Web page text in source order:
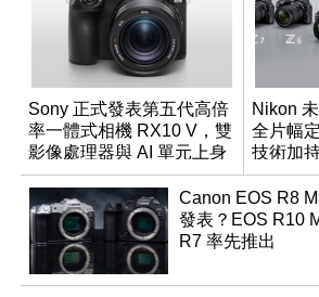
Sony 正式發表第五代高倍
率一體式相機 RX10 V，雙
影像處理器與 AI 單元上身
Nikon
全片幅
技術加
Canon EOS R8
發表？EOS R10
R7 率先推出